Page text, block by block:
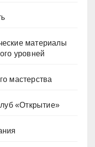
материалы
уровней
мастерства
«Открытие»